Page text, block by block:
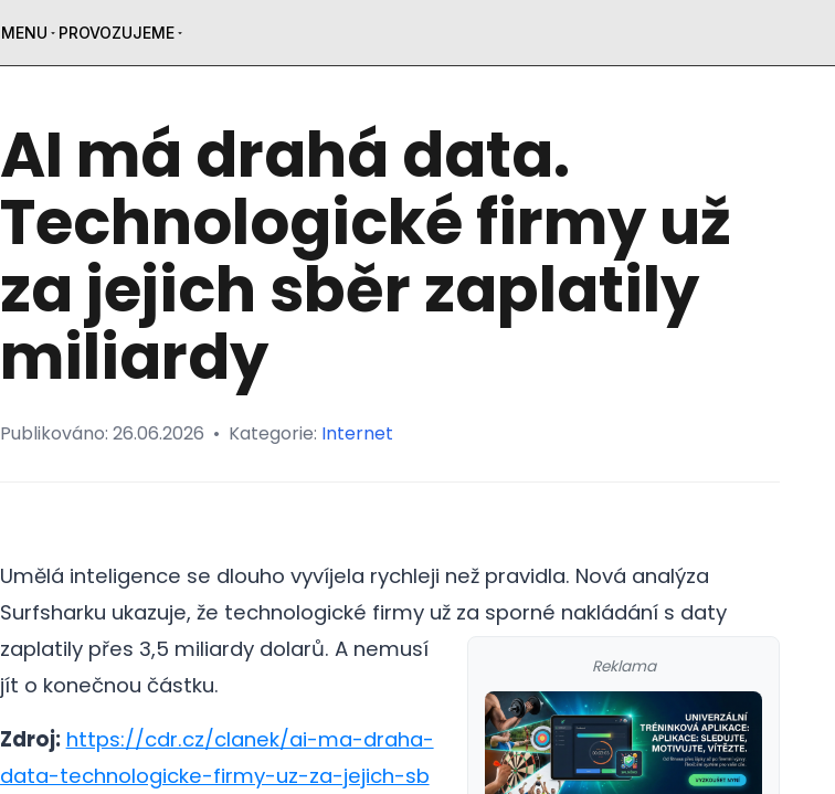
MENU PROVOZUJEME
AI má drahá data.
Technologické firmy už
za jejich sběr zaplatily
miliardy
Publikováno: 26.06.2026 • Kategorie: Internet
Umělá inteligence se dlouho vyvíjela rychleji než pravidla. Nová analýza
Surfsharku ukazuje, že technologické firmy už za sporné nakládání s daty
zaplatily přes 3,5 miliardy dolarů.
Reklama
A nemusí
jít o konečnou částku.
Zdroj: https://cdr.cz/clanek/ai-ma-draha-
data-technologicke-firmy-uz-za-jejich-sb